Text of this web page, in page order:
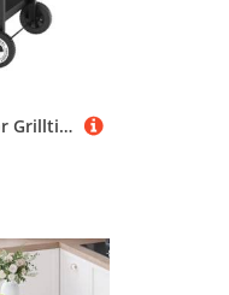
Royal Gourmet Outdoor Grilltisch, 3-Etagen Servierwagen mit 70 x 50 cm Edelstahl Tischplatte und 30 x 50 cm klappbarer Seitenablage, Beistelltisch Grillablagetisch Garten Trolley mit Push-Pull Regal